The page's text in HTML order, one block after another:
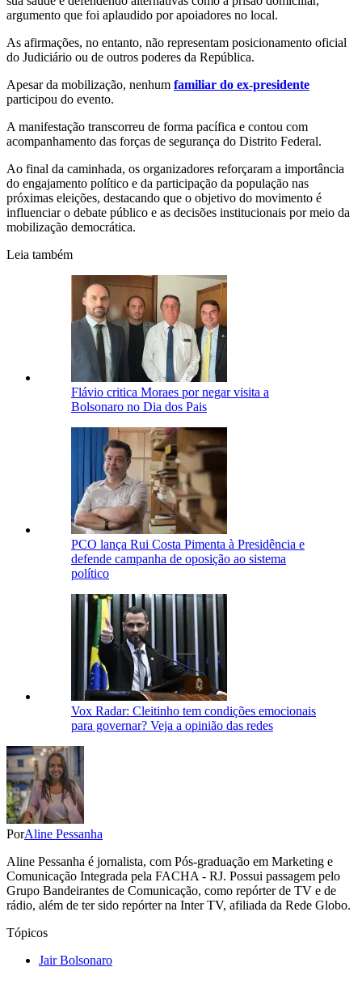
argumento que foi aplaudido por apoiadores no local.
As afirmações, no entanto, não representam posicionamento oficial
do Judiciário ou de outros poderes da República.
Apesar da mobilização, nenhum familiar do ex-presidente
participou do evento.
A manifestação transcorreu de forma pacífica e contou com
acompanhamento das forças de segurança do Distrito Federal.
Ao final da caminhada, os organizadores reforçaram a importância
do engajamento político e da participação da população nas
próximas eleições, destacando que o objetivo do movimento é
influenciar o debate público e as decisões institucionais por meio da
mobilização democrática.
Leia também
Flávio critica Moraes por negar visita a
Bolsonaro no Dia dos Pais
PCO lança Rui Costa Pimenta à Presidência e
defende campanha de oposição ao sistema
político
Vox Radar: Cleitinho tem condições emocionais
para governar? Veja a opinião das redes
PorAline Pessanha
Aline Pessanha é jornalista, com Pós-graduação em Marketing e
Comunicação Integrada pela FACHA - RJ. Possui passagem pelo
Grupo Bandeirantes de Comunicação, como repórter de TV e de
rádio, além de ter sido repórter na Inter TV, afiliada da Rede Globo.
Tópicos
Jair Bolsonaro